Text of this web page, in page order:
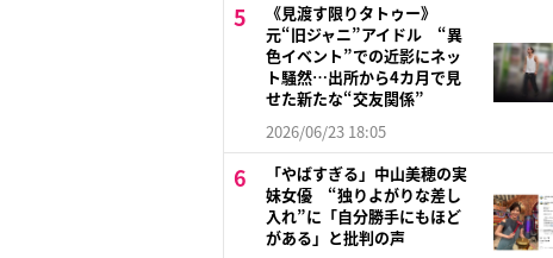
《見渡す限りタトゥー》
元“旧ジャニ”アイドル “異
色イベント”での近影にネッ
ト騒然…出所から4カ月で見
せた新たな“交友関係”
2026/06/23 18:05
「やばすぎる」中山美穂の実
妹女優 “独りよがりな差し
入れ”に「自分勝手にもほど
がある」と批判の声